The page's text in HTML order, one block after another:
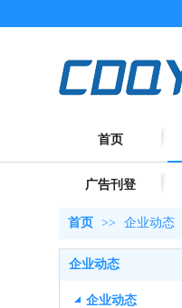
首页
广告刊登
首页 >> 企业动态
企业动态
企业动态